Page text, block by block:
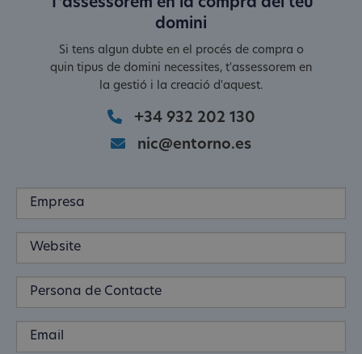
T'assessorem en la compra del teu
domini
Si tens algun dubte en el procés de compra o
quin tipus de domini necessites, t'assessorem en
la gestió i la creació d'aquest.
+34 932 202 130
nic@entorno.es